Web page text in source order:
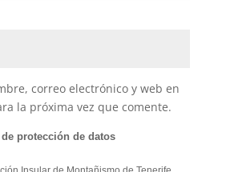
correo electrónico y web en
la próxima vez que comente.
protección de datos